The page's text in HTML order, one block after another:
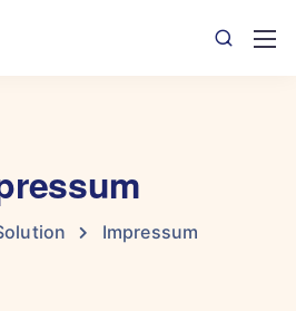
Impressum